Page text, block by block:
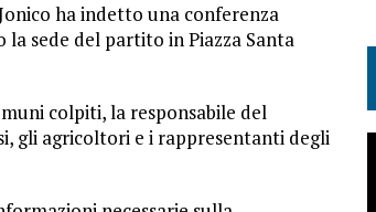
ha indetto una conferenza
la sede del partito in Piazza Santa
colpiti, la responsabile del
gli agricoltori e i rappresentanti degli